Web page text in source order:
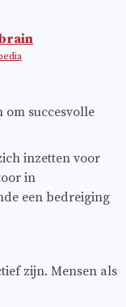
succesvolle
inzetten voor
in
een bedreiging
zijn. Mensen als